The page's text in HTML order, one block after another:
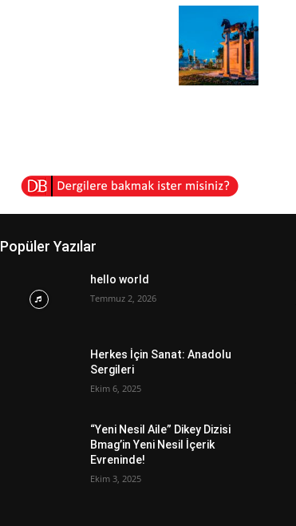
Popüler Yazılar
hello world
Temmuz 2, 2026
Herkes İçin Sanat: Anadolu
Sergileri
Ekim 6, 2025
“Yeni Nesil Aile” Dikey Dizisi
Bmag’in Yeni Nesil İçerik
Evreninde!
Ekim 3, 2025